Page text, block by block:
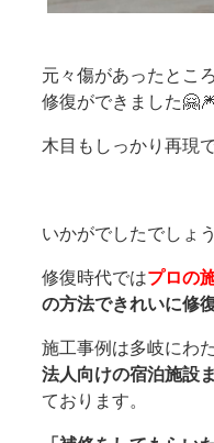
元々傷があったとこ
修復ができました
木目もしっかり再現
いかがでしたでしょ
修復時代ではプロの
の方法できれいに修
施工事例は多岐にわ
法人向けの宿泊施設
ております。